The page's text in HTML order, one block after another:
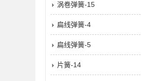
涡卷弹簧-15
扁线弹簧-4
扁线弹簧-5
片簧-14